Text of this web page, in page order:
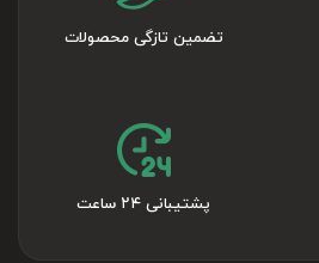
تضمین تازگی محصولات
پشتیبانی ۲۴ ساعت